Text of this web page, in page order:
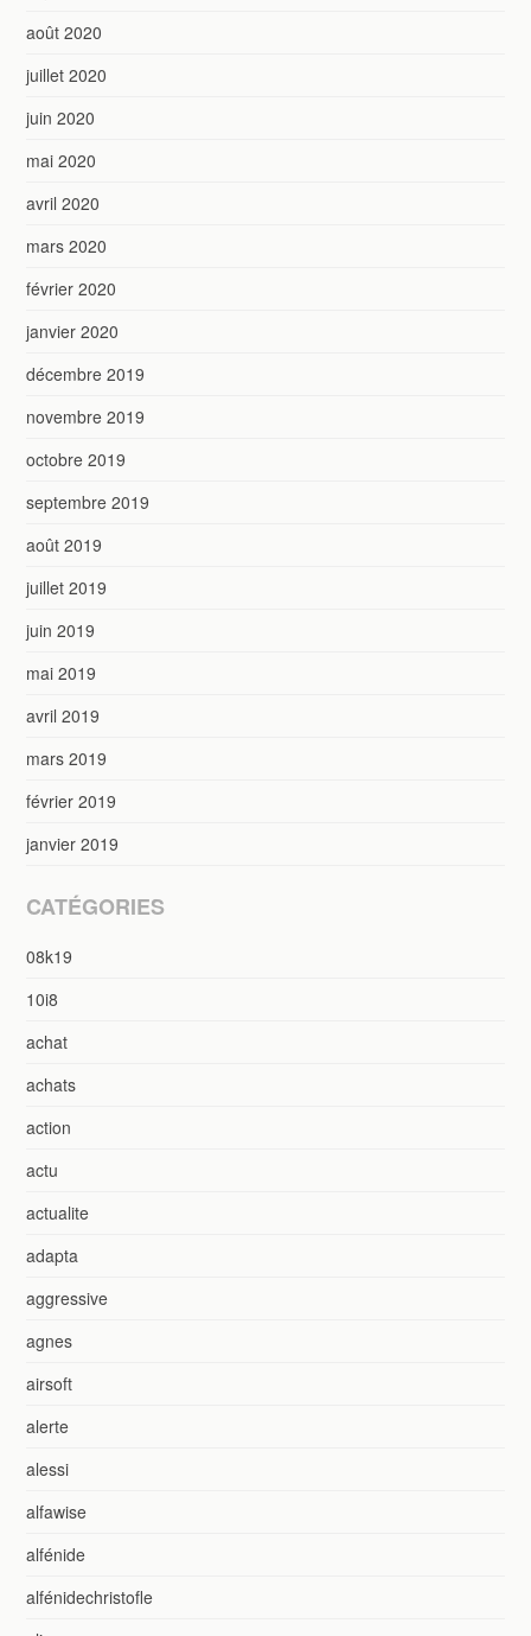
août 2020
juillet 2020
juin 2020
mai 2020
avril 2020
mars 2020
février 2020
janvier 2020
décembre 2019
novembre 2019
octobre 2019
septembre 2019
août 2019
juillet 2019
juin 2019
mai 2019
avril 2019
mars 2019
février 2019
janvier 2019
CATÉGORIES
08k19
10i8
achat
achats
action
actu
actualite
adapta
aggressive
agnes
airsoft
alerte
alessi
alfawise
alfénide
alfénidechristofle